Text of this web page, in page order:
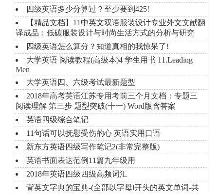
四级英语多少分算过？至少要到425!
【精品文档】11中英文双语服装设计专业外文文献翻
译成品：低碳服装设计与时尚生活方式的分析与研究
四级英语怎么算分？知道真相的我惊呆了!
大学英语 阅读教程(高级本)4 学生用书 11.Leading
Men
大学英语四、六级考试最新题型
2018年高考英语江苏专用考前三个月文档：专题三
阅读理解 第三步 题型突破(十一) Word版含答案
英语四级综合笔记
11句话可以抚慰受伤的心 英语实用口语
新东方英语四级写作笔记2(非常完整版)
英语书面表达范例11篇九年级用
2018年英语四级四级高频词汇
背英文字典的宝典-(全部以字母l开头的英文单词-共